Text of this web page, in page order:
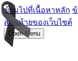
ข้ามไปที่เนื้อหาหลัก
ส่วนท้ายของเว็บไซต์
Open Menu